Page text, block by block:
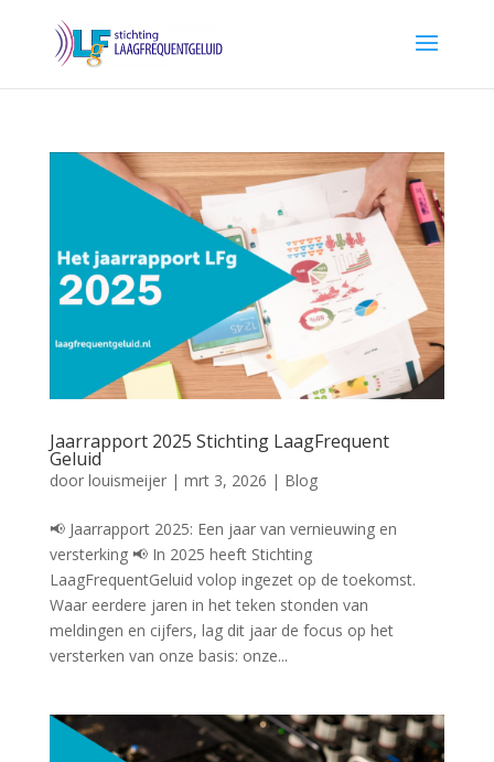
Jaarrapport 2025 Stichting LaagFrequent
Geluid
door louismeijer| mrt 3, 2026 | Blog
📢 Jaarrapport 2025: Een jaar van vernieuwing en
versterking 📢 In 2025 heeft Stichting
LaagFrequentGeluid volop ingezet op de toekomst.
Waar eerdere jaren in het teken stonden van
meldingen en cijfers, lag dit jaar de focus op het
versterken van onze basis: onze...